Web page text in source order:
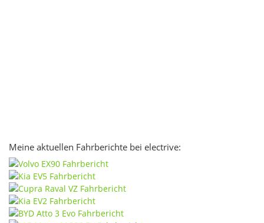
Meine aktuellen Fahrberichte bei electrive: